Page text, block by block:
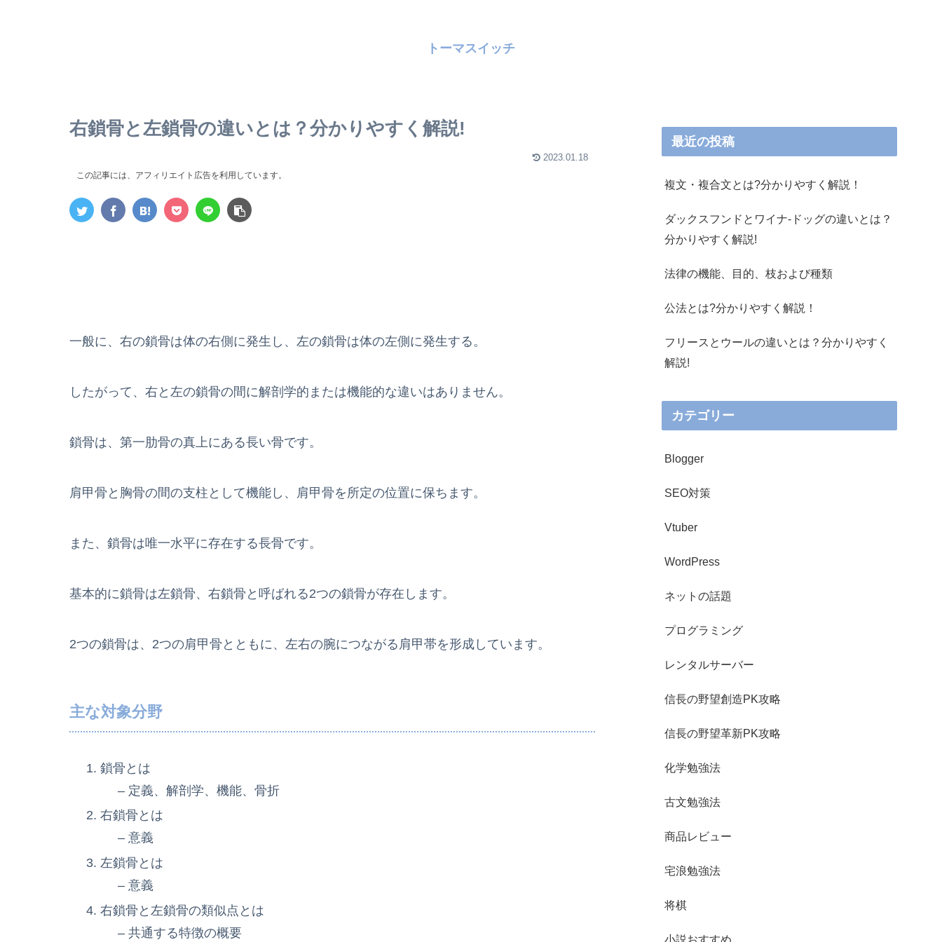
トーマスイッチ
右鎖骨と左鎖骨の違いとは？分かりやすく解説!
2023.01.18
この記事には、アフィリエイト広告を利用しています。
一般に、右の鎖骨は体の右側に発生し、左の鎖骨は体の左側に発生する。
したがって、右と左の鎖骨の間に解剖学的または機能的な違いはありません。
鎖骨は、第一肋骨の真上にある長い骨です。
肩甲骨と胸骨の間の支柱として機能し、肩甲骨を所定の位置に保ちます。
また、鎖骨は唯一水平に存在する長骨です。
基本的に鎖骨は左鎖骨、右鎖骨と呼ばれる2つの鎖骨が存在します。
2つの鎖骨は、2つの肩甲骨とともに、左右の腕につながる肩甲帯を形成しています。
主な対象分野
鎖骨とは
– 定義、解剖学、機能、骨折
右鎖骨とは
– 意義
左鎖骨とは
– 意義
右鎖骨と左鎖骨の類似点とは
– 共通する特徴の概要
最近の投稿
複文・複合文とは?分かりやすく解説！
ダックスフンドとワイナ-ドッグの違いとは？
分かりやすく解説!
法律の機能、目的、枝および種類
公法とは?分かりやすく解説！
フリースとウールの違いとは？分かりやすく
解説!
カテゴリー
Blogger
SEO対策
Vtuber
WordPress
ネットの話題
プログラミング
レンタルサーバー
信長の野望創造PK攻略
信長の野望革新PK攻略
化学勉強法
古文勉強法
商品レビュー
宅浪勉強法
将棋
小説おすすめ